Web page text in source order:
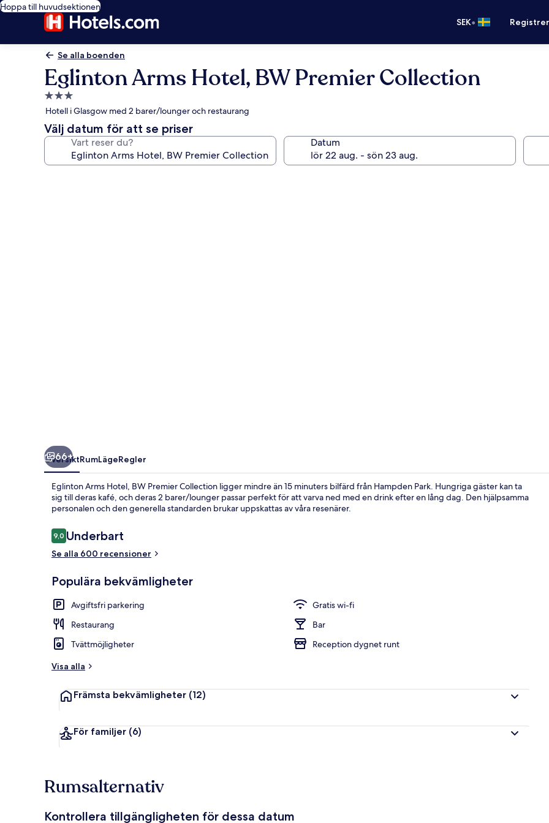
Hoppa till huvudsektionen
SEK•
Se alla boenden
Eglinton Arms Hotel, BW Premier Collection
3.0-
stjärnigt
boende
Hotell i Glasgow med 2 barer/lounger och restaurang
Välj datum för att se priser
Vart reser du? Datum
66+
ÖversiktRumLägeRegler
Eglinton Arms Hotel, BW Premier Collection ligger mindre än 15 minuters bilfärd från Hampden Park. Hungriga gäster kan ta
sig till deras kafé, och deras 2 barer/lounger passar perfekt för att varva ned med en drink efter en lång dag. Den hjälpsamma
personalen och den generella standarden brukar uppskattas av våra resenärer.
Recensioner
9,09,0 av 10,
Underbart
Se alla 600 recensioner
Populära bekvämligheter
Avgiftsfri parkering
Gratis wi-fi
Restaurang
Bar
Tvättmöjligheter
Reception dygnet runt
Visa alla
Främsta bekvämligheter (12)
För familjer (6)
Rumsalternativ
Kontrollera tillgängligheten för dessa datum